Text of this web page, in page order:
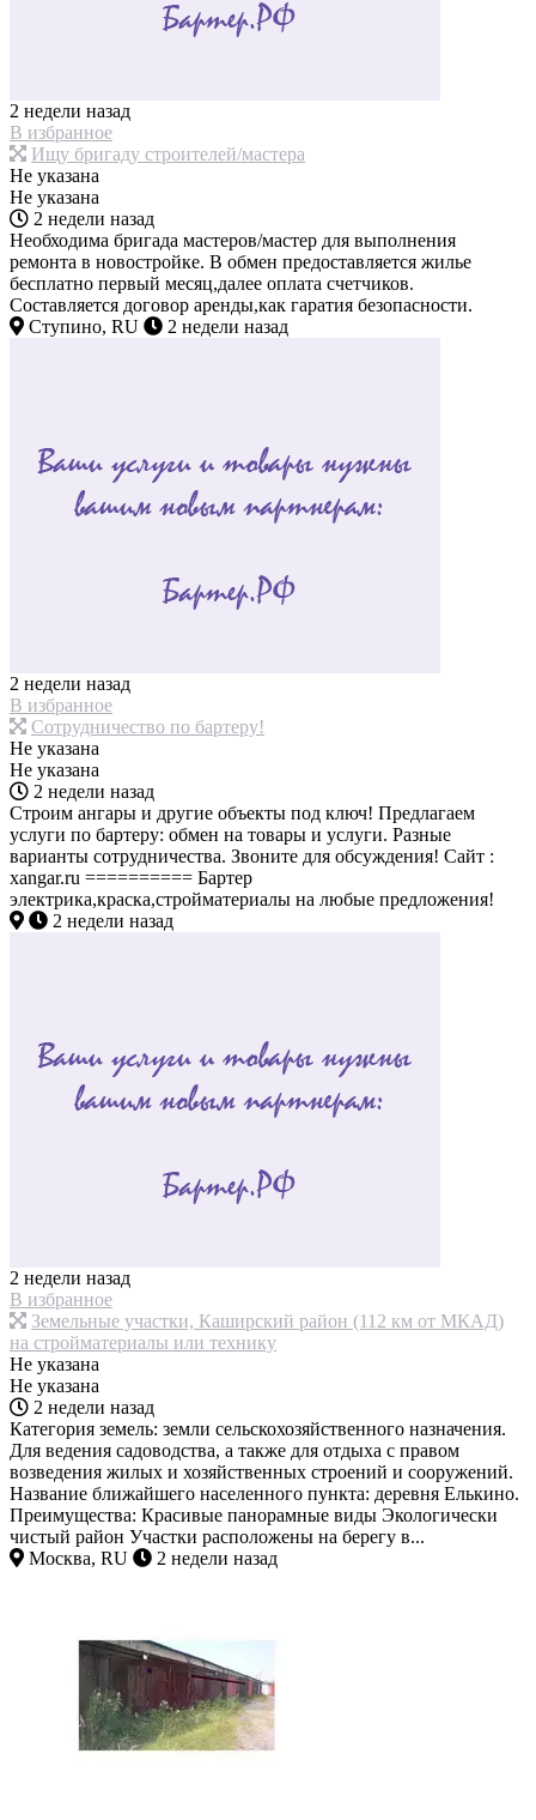
2 недели назад
В избранное
Ищу бригаду строителей/мастера
Не указана
Не указана
2 недели назад
Необходима бригада мастеров/мастер для выполнения
ремонта в новостройке. В обмен предоставляется жилье
бесплатно первый месяц,далее оплата счетчиков.
Составляется договор аренды,как гаратия безопасности.
Ступино, RU
2 недели назад
2 недели назад
В избранное
Сотрудничество по бартеру!
Не указана
Не указана
2 недели назад
Строим ангары и другие объекты под ключ! Предлагаем
услуги по бартеру: обмен на товары и услуги. Разные
варианты сотрудничества. Звоните для обсуждения! Сайт :
xangar.ru ========== Бартер
электрика,краска,стройматериалы на любые предложения!
2 недели назад
2 недели назад
В избранное
Земельные участки, Каширский район (112 км от МКАД)
на стройматериалы или технику
Не указана
Не указана
2 недели назад
Категория земель: земли сельскохозяйственного назначения.
Для ведения садоводства, а также для отдыха с правом
возведения жилых и хозяйственных строений и сооружений.
Название ближайшего населенного пункта: деревня Елькино.
Преимущества: Красивые панорамные виды Экологически
чистый район Участки расположены на берегу в...
Москва, RU
2 недели назад